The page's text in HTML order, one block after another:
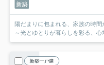
新築
陽だまりに包まれる、家族の時
～光とゆとりが暮らしを彩る、心
新築一戸建